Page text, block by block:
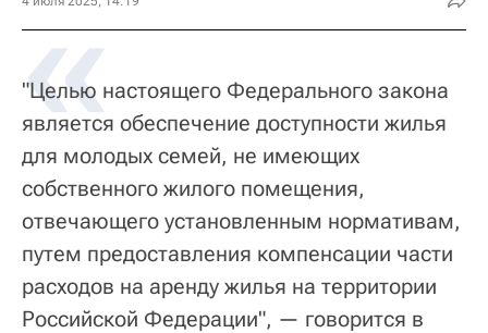
«
"Целью настоящего Федерального закона
является обеспечение доступности жилья
для молодых семей, не имеющих
собственного жилого помещения,
отвечающего установленным нормативам,
путем предоставления компенсации части
расходов на аренду жилья на территории
Российской Федерации", — говорится в